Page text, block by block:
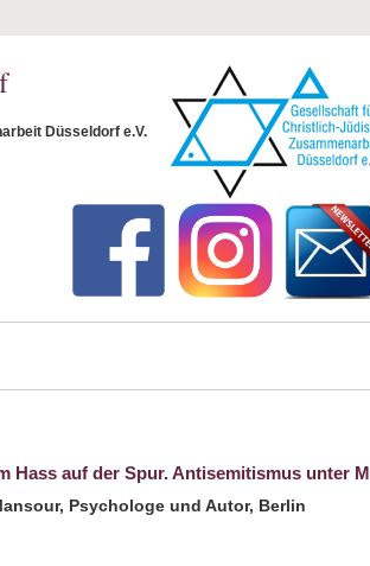
Düsseldorf e.V.
Hass auf der Spur. Antisemitismus unter
Psychologe und Autor, Berlin